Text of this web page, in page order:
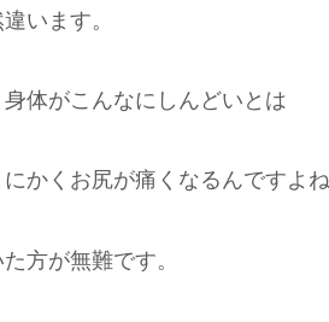
います。
体がこんなにしんどいとは
かくお尻が痛くなるんですよ
方が無難です。